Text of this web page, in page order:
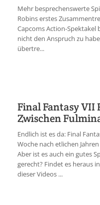
Mehr besprechenswerte
Robins erstes
Capcoms Action-Spektakel
nicht den Anspruch zu
übertre...
Final Fantasy VII
Zwischen
Endlich ist es da: Final
Woche nach etlichen
Aber ist es auch ein gutes
gerecht? Findet es heraus
dieser Videos ...